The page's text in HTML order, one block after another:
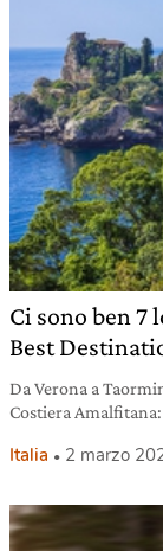
Ci sono ben 7
Best
Da Verona a
Costiera
Italia 2 marzo